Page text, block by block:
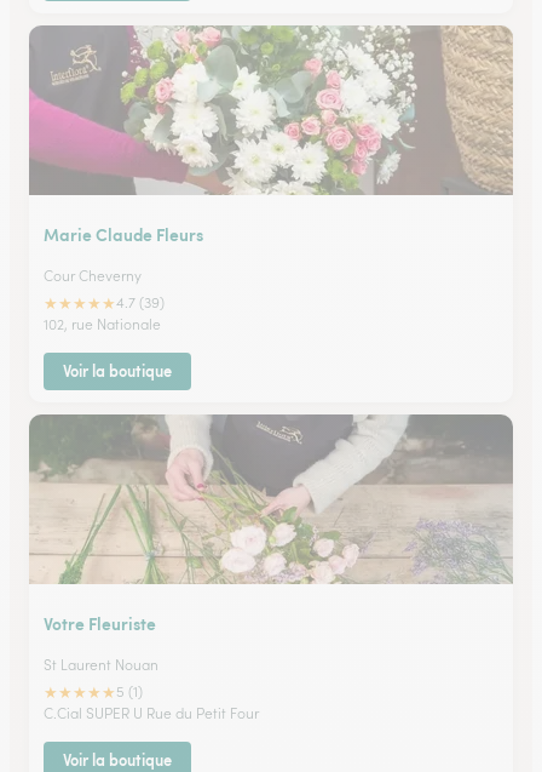
Marie Claude Fleurs
Cour Cheverny
★★★★★4.7 (39)
102, rue Nationale
Voir la boutique
Votre Fleuriste
St Laurent Nouan
★★★★★ 5 (1)
C.Cial SUPER U Rue du Petit Four
Voir la boutique